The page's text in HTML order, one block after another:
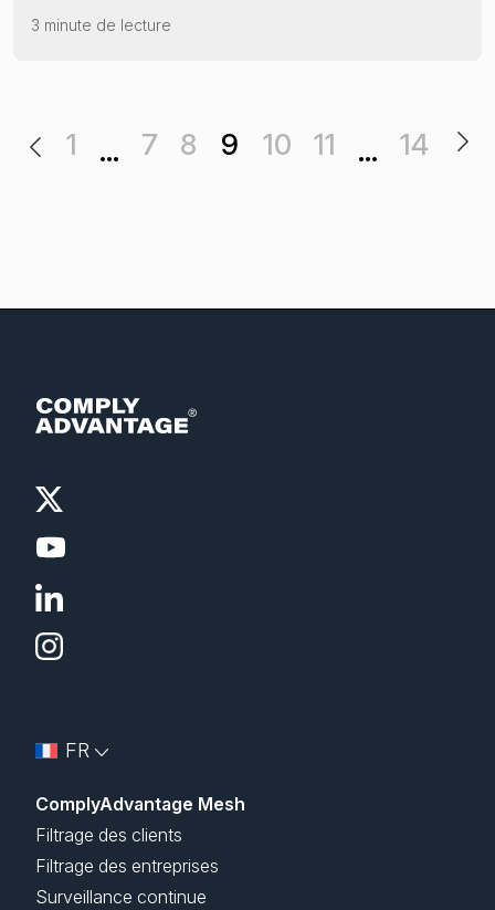
3 minute de lecture
1 … 7 8 9 10 11 … 14
FR
ComplyAdvantage Mesh
Filtrage des clients
Filtrage des entreprises
Surveillance continue